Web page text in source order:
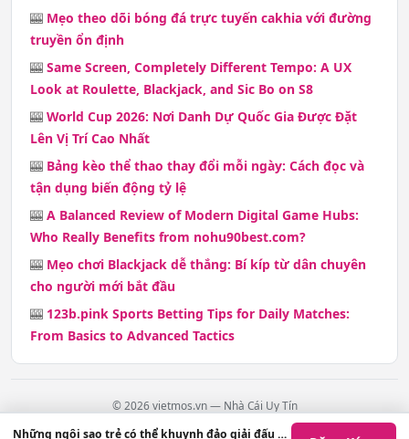
🎰 Mẹo theo dõi bóng đá trực tuyến cakhia với đường
truyền ổn định
🎰 Same Screen, Completely Different Tempo: A UX
Look at Roulette, Blackjack, and Sic Bo on S8
🎰 World Cup 2026: Nơi Danh Dự Quốc Gia Được Đặt
Lên Vị Trí Cao Nhất
🎰 Bảng kèo thể thao thay đổi mỗi ngày: Cách đọc và
tận dụng biến động tỷ lệ
🎰 A Balanced Review of Modern Digital Game Hubs:
Who Really Benefits from nohu90best.com?
🎰 Mẹo chơi Blackjack dễ thắng: Bí kíp từ dân chuyên
cho người mới bắt đầu
🎰 123b.pink Sports Betting Tips for Daily Matches:
From Basics to Advanced Tactics
© 2026 vietmos.vn — Nhà Cái Uy Tín
Contact
Chính Sách Giao Dịch · Chính Sách Hoàn Trả Chính Sách Bảo Mật ·
Những ngôi sao trẻ có thể khuynh đảo giải đấu năm 2026